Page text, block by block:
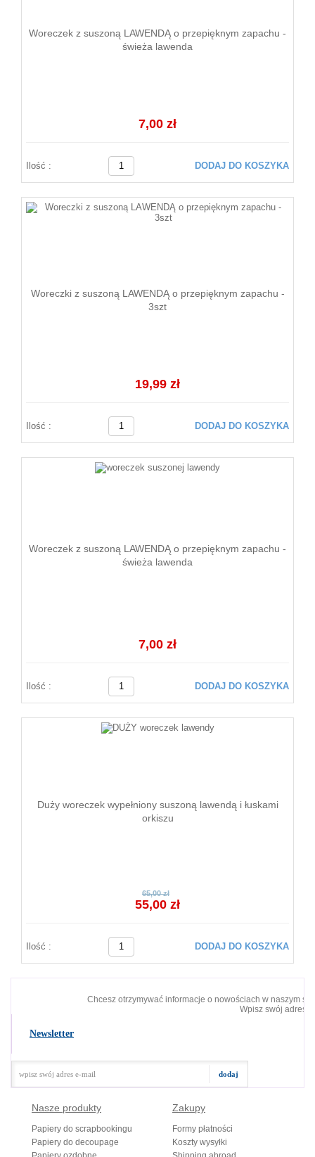
Woreczek z suszoną LAWENDĄ o przepięknym zapachu -
świeża lawenda
7,00 zł
Ilość : DODAJ DO KOSZYKA
Woreczki z suszoną LAWENDĄ o przepięknym zapachu -
3szt
19,99 zł
Ilość : DODAJ DO KOSZYKA
Woreczek z suszoną LAWENDĄ o przepięknym zapachu -
świeża lawenda
7,00 zł
Ilość : DODAJ DO KOSZYKA
Duży woreczek wypełniony suszoną lawendą i łuskami
orkiszu
65,00 zł
55,00 zł
Ilość : DODAJ DO KOSZYKA
Chcesz otrzymywać informacje o nowościach w naszym
Wpisz swój adres
Newsletter
Nasze produkty
Papiery do scrapbookingu
Papiery do decoupage
Zakupy
Formy płatności
Koszty wysyłki